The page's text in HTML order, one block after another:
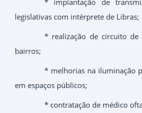
legislativas com intérprete de Libras;
* realização de circuito de
bairros;
* melhorias na iluminação
em espaços públicos;
* contratação de médico